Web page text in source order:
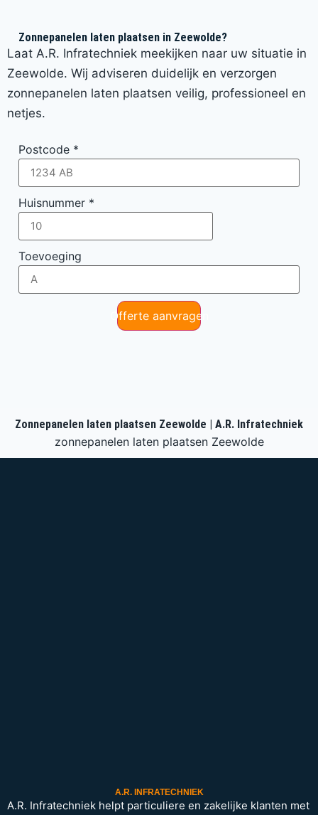
Zonnepanelen laten plaatsen in Zeewolde?
Laat A.R. Infratechniek meekijken naar uw situatie in
Zeewolde. Wij adviseren duidelijk en verzorgen
zonnepanelen laten plaatsen veilig, professioneel en
netjes.
Postcode *
Huisnummer *
Toevoeging
Offerte aanvragen
Zonnepanelen laten plaatsen Zeewolde | A.R. Infratechniek
zonnepanelen laten plaatsen Zeewolde
A.R. INFRATECHNIEK
A.R. Infratechniek helpt particuliere en zakelijke klanten met